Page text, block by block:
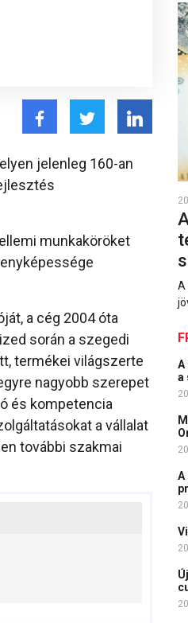
jelenleg 160-an
munkaköröket
a cég 2004 óta
során a szegedi
termékei világszerte
nagyobb szerepet
és kompetencia
a vállalat
további szakmai
A
A
a
A